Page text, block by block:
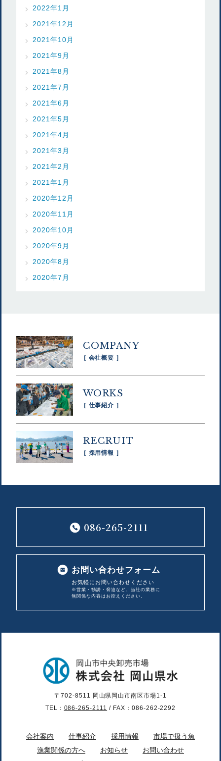
2022年1月
2021年12月
2021年10月
2021年9月
2021年8月
2021年7月
2021年6月
2021年5月
2021年4月
2021年3月
2021年2月
2021年1月
2020年12月
2020年11月
2020年10月
2020年9月
2020年8月
2020年7月
COMPANY
［ 会社概要 ］
WORKS
［ 仕事紹介 ］
RECRUIT
［ 採用情報 ］
086-265-2111
お問い合わせフォーム
お気軽にお問い合わせください
※営業・勧誘・脅迫など、当社の業務に
無関係な内容は お控えください。
〒702-8511 岡山県岡山市南区市場1-1
TEL： 086-265-2111 / FAX：086-262-2292
会社案内 仕事紹介 採用情報
市場で扱う魚
漁業関係の方へ
お知らせ
お問い合わせ